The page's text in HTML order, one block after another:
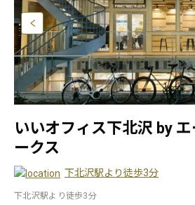
いいオフィス下北沢 by
ークス
下北沢駅より徒歩3分
下北沢駅より徒歩3分